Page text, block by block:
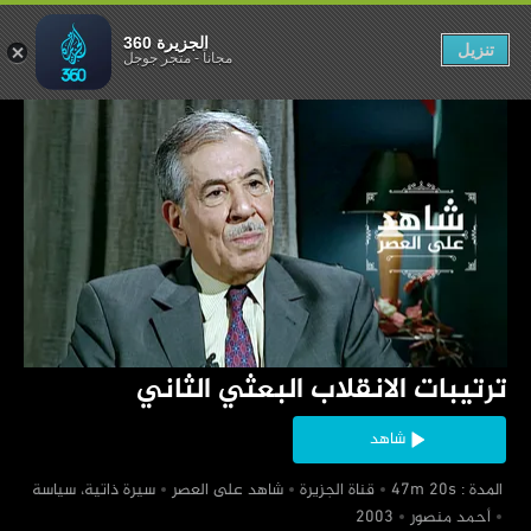
‏ترتيبات الانقلاب البعثي الثاني
شاهد
‏ المدة : 47m 20s
‏قناة الجزيرة ‏شاهد على العصر
‏سيرة ذاتية، سياسة
‏أحمد منصور
البعثي الثاني
الجزيرة 360
مجاناً-متجر جوجل تنزيل